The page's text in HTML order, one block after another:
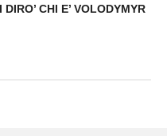
CHI E’ VOLODYMYR